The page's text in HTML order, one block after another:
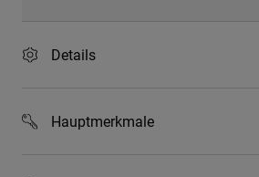
Details
Hauptmerkmale